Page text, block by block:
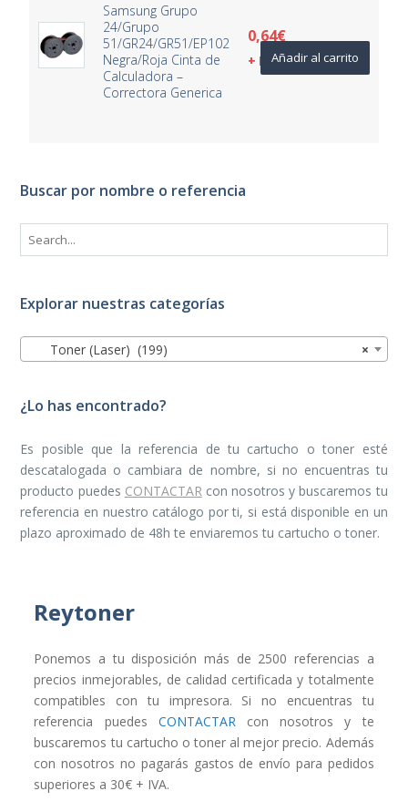
Samsung Grupo
24/Grupo
51/GR24/GR51/EP102
Negra/Roja Cinta de
Calculadora –
Correctora Generica
0,64€
+ IVAAñadir al carrito
Buscar por nombre o referencia
Explorar nuestras categorías
×
Toner (Laser) (199)
¿Lo has encontrado?
Es posible que la referencia de tu cartucho o toner esté
descatalogada o cambiara de nombre, si no encuentras tu
producto puedes CONTACTAR con nosotros y buscaremos tu
referencia en nuestro catálogo por ti, si está disponible en un
plazo aproximado de 48h te enviaremos tu cartucho o toner.
Reytoner
Ponemos a tu disposición más de 2500 referencias a
precios inmejorables, de calidad certificada y totalmente
compatibles con tu impresora. Si no encuentras tu
referencia puedes CONTACTAR con nosotros y te
buscaremos tu cartucho o toner al mejor precio. Además
con nosotros no pagarás gastos de envío para pedidos
superiores a 30€ + IVA.